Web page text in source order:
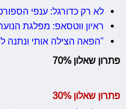
לא רק כדורגל: ענפי
ראיון ווטסאפ: מפלגת
"הפאה הצילה אותי ונתנה
פתרון שאלון 70%
פתרון שאלון 30%